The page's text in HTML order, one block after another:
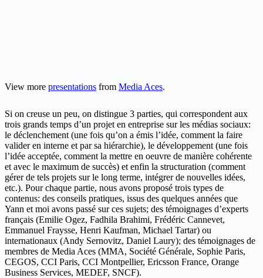
View more presentations from Media Aces.
Si on creuse un peu, on distingue 3 parties, qui correspondent aux
trois grands temps d’un projet en entreprise sur les médias sociaux:
le déclenchement (une fois qu’on a émis l’idée, comment la faire
valider en interne et par sa hiérarchie), le développement (une fois
l’idée acceptée, comment la mettre en oeuvre de manière cohérente
et avec le maximum de succès) et enfin la structuration (comment
gérer de tels projets sur le long terme, intégrer de nouvelles idées,
etc.). Pour chaque partie, nous avons proposé trois types de
contenus: des conseils pratiques, issus des quelques années que
Yann et moi avons passé sur ces sujets; des témoignages d’experts
français (Emilie Ogez, Fadhila Brahimi, Frédéric Cannevet,
Emmanuel Fraysse, Henri Kaufman, Michael Tartar) ou
internationaux (Andy Sernovitz, Daniel Laury); des témoignages de
membres de Media Aces (MMA, Société Générale, Sophie Paris,
CEGOS, CCI Paris, CCI Montpellier, Ericsson France, Orange
Business Services, MEDEF, SNCF).